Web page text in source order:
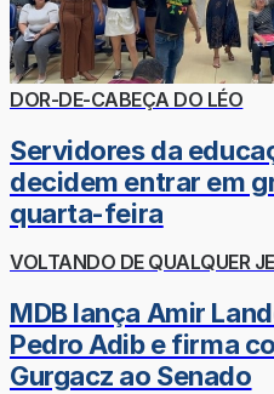
DOR-DE-CABEÇA DO LÉO
Servidores da
decidem entrar em
quarta-feira
VOLTANDO DE QUALQUER
MDB lança Amir
Pedro Adib e firma
Gurgacz ao Senado